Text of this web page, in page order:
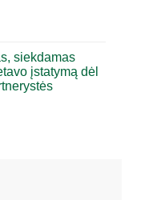
siekdamas
įstatymą dėl